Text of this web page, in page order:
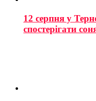
12 серпня у
спостерігати